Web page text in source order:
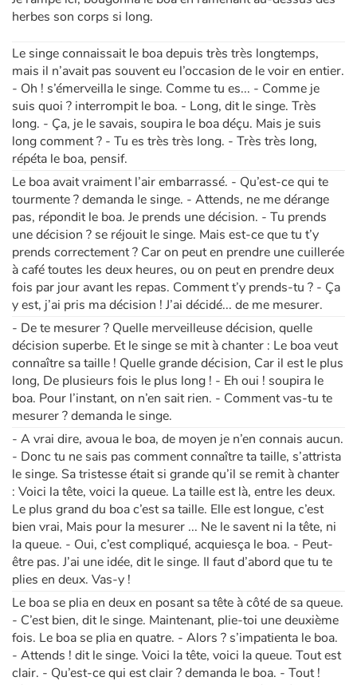
Dyslexie, troubles de la lecture
Nos listes de lecture
Les plus lus
Coups de coeur
herbes son corps si long.
Le singe connaissait le boa depuis très très longtemps,
mais il n’avait pas souvent eu l’occasion de le voir en entier.
- Oh ! s’émerveilla le singe. Comme tu es... - Comme je
suis quoi ? interrompit le boa. - Long, dit le singe. Très
long. - Ça, je le savais, soupira le boa déçu. Mais je suis
long comment ? - Tu es très très long. - Très très long,
répéta le boa, pensif.
Le boa avait vraiment l’air embarrassé. - Qu’est-ce qui te
tourmente ? demanda le singe. - Attends, ne me dérange
pas, répondit le boa. Je prends une décision. - Tu prends
une décision ? se réjouit le singe. Mais est-ce que tu t’y
prends correctement ? Car on peut en prendre une cuillerée
à café toutes les deux heures, ou on peut en prendre deux
fois par jour avant les repas. Comment t’y prends-tu ? - Ça
y est, j’ai pris ma décision ! J’ai décidé... de me mesurer.
- De te mesurer ? Quelle merveilleuse décision, quelle
décision superbe. Et le singe se mit à chanter : Le boa veut
connaître sa taille ! Quelle grande décision, Car il est le plus
long, De plusieurs fois le plus long ! - Eh oui ! soupira le
boa. Pour l’instant, on n’en sait rien. - Comment vas-tu te
mesurer ? demanda le singe.
- A vrai dire, avoua le boa, de moyen je n’en connais aucun.
- Donc tu ne sais pas comment connaître ta taille, s’attrista
le singe. Sa tristesse était si grande qu’il se remit à chanter
: Voici la tête, voici la queue. La taille est là, entre les deux.
Le plus grand du boa c’est sa taille. Elle est longue, c’est
bien vrai, Mais pour la mesurer ... Ne le savent ni la tête, ni
la queue. - Oui, c’est compliqué, acquiesça le boa. - Peut-
être pas. J’ai une idée, dit le singe. Il faut d’abord que tu te
plies en deux. Vas-y !
Le boa se plia en deux en posant sa tête à côté de sa queue.
- C’est bien, dit le singe. Maintenant, plie-toi une deuxième
fois. Le boa se plia en quatre. - Alors ? s’impatienta le boa.
- Attends ! dit le singe. Voici la tête, voici la queue. Tout est
clair. - Qu’est-ce qui est clair ? demanda le boa. - Tout !